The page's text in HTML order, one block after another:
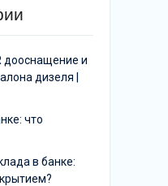
дооснащение и
дизеля |
что
в банке: